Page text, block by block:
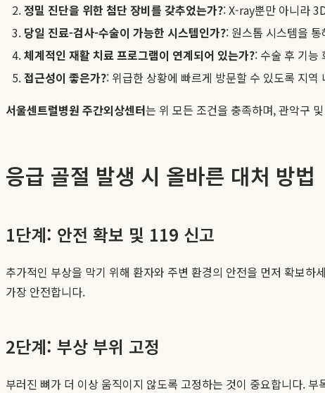
정밀 진단을 위한 첨단 장비를 갖추었는가?: X-ray뿐만 아니라
당일 진료-검사-수술이 가능한 시스템인가?: 원스톱 시스템을
체계적인 재활 치료 프로그램이 연계되어 있는가?: 수술 후 기능
접근성이 좋은가?: 위급한 상황에 빠르게 방문할 수 있도록 지
서울센트럴병원 주간외상센터는 위 모든 조건을 충족하며, 관악구
응급 골절 발생 시 올바른 대처 방법
1단계: 안전 확보 및 119 신고
추가적인 부상을 막기 위해 환자와 주변 환경의 안전을 먼저 확보
가장 안전합니다.
2단계: 부상 부위 고정
부러진 뼈가 더 이상 움직이지 않도록 고정하는 것이 중요합니다.